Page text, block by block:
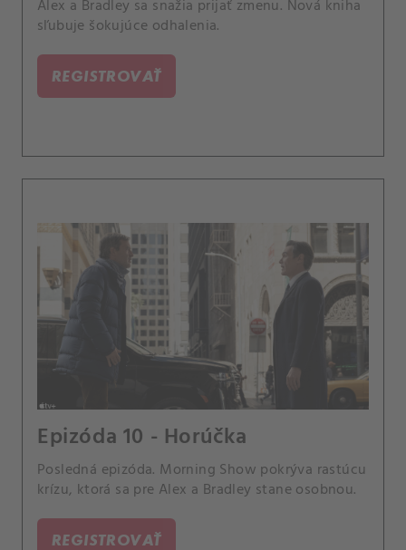
Alex a Bradley sa snažia prijať zmenu. Nová kniha
sľubuje šokujúce odhalenia.
REGISTROVAŤ
Epizóda 10 - Horúčka
Posledná epizóda. Morning Show pokrýva rastúcu
krízu, ktorá sa pre Alex a Bradley stane osobnou.
REGISTROVAŤ